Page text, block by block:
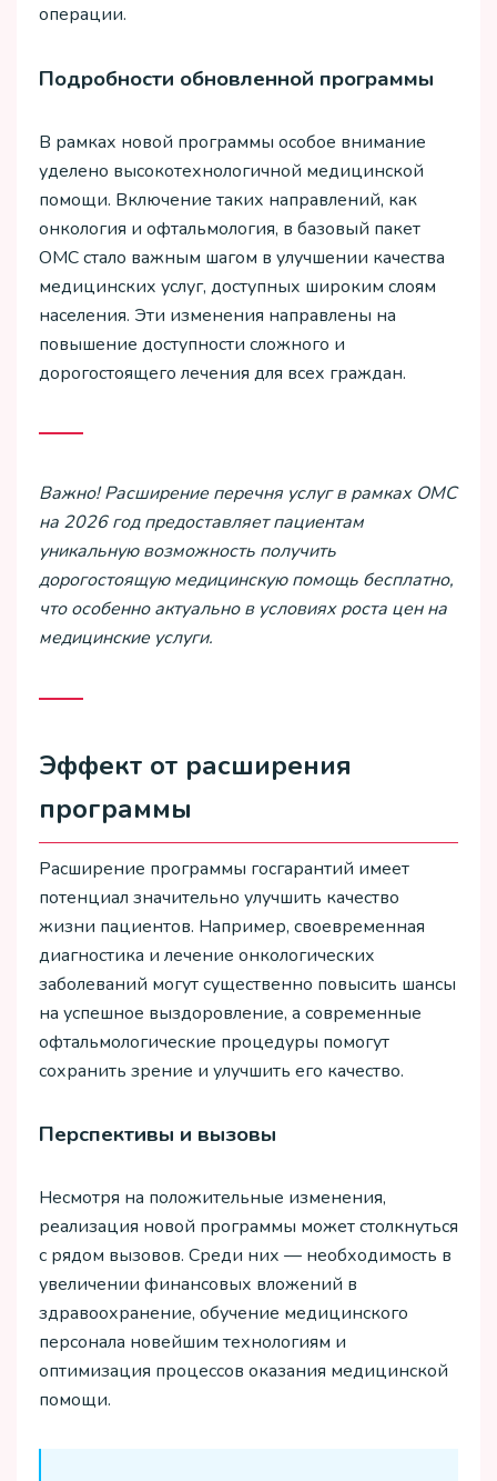
операции.
Подробности обновленной программы
В рамках новой программы особое внимание
уделено высокотехнологичной медицинской
помощи. Включение таких направлений, как
онкология и офтальмология, в базовый пакет
ОМС стало важным шагом в улучшении качества
медицинских услуг, доступных широким слоям
населения. Эти изменения направлены на
повышение доступности сложного и
дорогостоящего лечения для всех граждан.
Важно! Расширение перечня услуг в рамках ОМС
на 2026 год предоставляет пациентам
уникальную возможность получить
дорогостоящую медицинскую помощь бесплатно,
что особенно актуально в условиях роста цен на
медицинские услуги.
Эффект от расширения
программы
Расширение программы госгарантий имеет
потенциал значительно улучшить качество
жизни пациентов. Например, своевременная
диагностика и лечение онкологических
заболеваний могут существенно повысить шансы
на успешное выздоровление, а современные
офтальмологические процедуры помогут
сохранить зрение и улучшить его качество.
Перспективы и вызовы
Несмотря на положительные изменения,
реализация новой программы может столкнуться
с рядом вызовов. Среди них — необходимость в
увеличении финансовых вложений в
здравоохранение, обучение медицинского
персонала новейшим технологиям и
оптимизация процессов оказания медицинской
помощи.